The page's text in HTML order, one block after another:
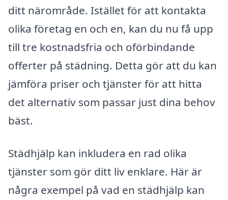
ditt närområde. Istället för att kontakta
olika företag en och en, kan du nu få upp
till tre kostnadsfria och oförbindande
offerter på städning. Detta gör att du kan
jämföra priser och tjänster för att hitta
det alternativ som passar just dina behov
bäst.
Städhjälp kan inkludera en rad olika
tjänster som gör ditt liv enklare. Här är
några exempel på vad en städhjälp kan